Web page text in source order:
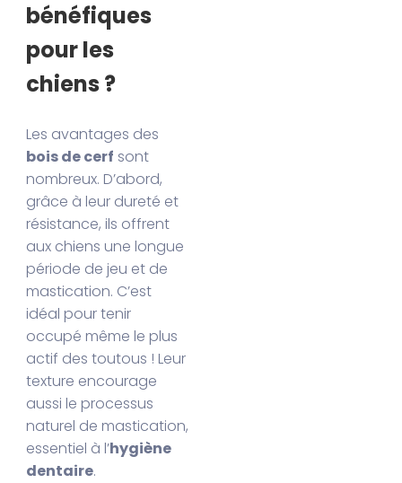
bénéfiques
pour les
chiens ?
Les avantages des
bois de cerf sont
nombreux. D’abord,
grâce à leur dureté et
résistance, ils offrent
aux chiens une longue
période de jeu et de
mastication. C’est
idéal pour tenir
occupé même le plus
actif des toutous ! Leur
texture encourage
aussi le processus
naturel de mastication,
essentiel à l’hygiène
dentaire.